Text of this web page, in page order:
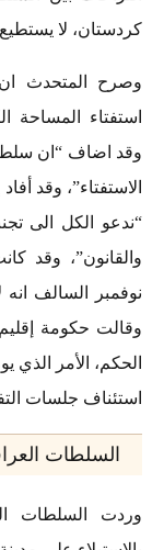
كردستان، لا
وصرح المتحدث ان
استفتاء المساحة
وقد اضاف “ان
الاستفتاء”، وقد
“ندعو الكل الى
نوفمبر السالف
وقالت حكومة
الحكم، الأمر الذي
استئناف جلسات
السلطات
وردت السلطات